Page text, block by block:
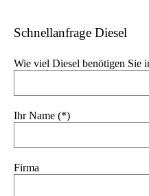
Schnellanfrage Diesel
Wie viel Diesel benötigen Sie
Ihr Name (*)
Firma